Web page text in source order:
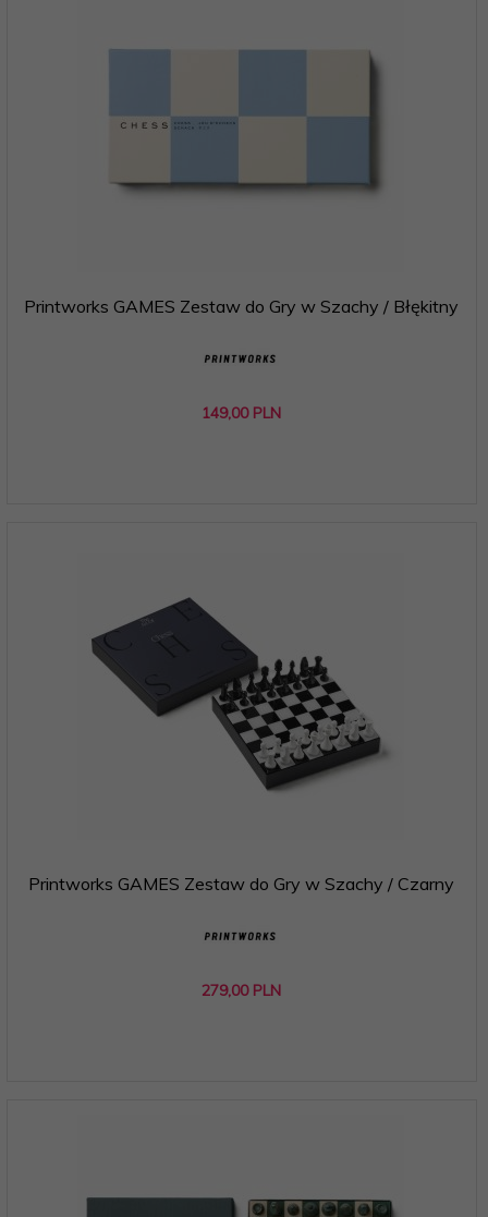
Printworks GAMES Zestaw do Gry w Szachy / Błękitny
149,00 PLN
Printworks GAMES Zestaw do Gry w Szachy / Czarny
279,00 PLN